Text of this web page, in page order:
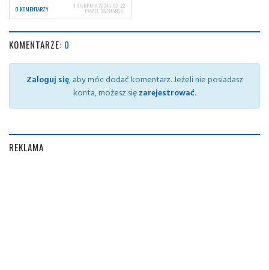
0 KOMENTARZY 1 SIERPNIA 2024 | 09:22
PAWEŁ ŚWINARSKI
KOMENTARZE: 0
Zaloguj się, aby móc dodać komentarz. Jeżeli nie posiadasz
konta, możesz sięzarejestrować.
REKLAMA